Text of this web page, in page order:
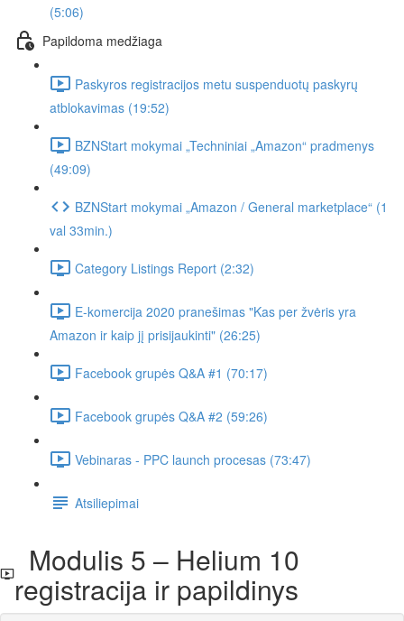
(5:06)
Papildoma medžiaga
Paskyros registracijos metu suspenduotų paskyrų
atblokavimas (19:52)
BZNStart mokymai „Techniniai „Amazon“ pradmenys
(49:09)
BZNStart mokymai „Amazon / General marketplace“ (1
val 33min.)
Category Listings Report (2:32)
E-komercija 2020 pranešimas "Kas per žvėris yra
Amazon ir kaip jį prisijaukinti" (26:25)
Facebook grupės Q&A #1 (70:17)
Facebook grupės Q&A #2 (59:26)
Vebinaras - PPC launch procesas (73:47)
Atsiliepimai
Modulis 5 – Helium 10
registracija ir papildinys